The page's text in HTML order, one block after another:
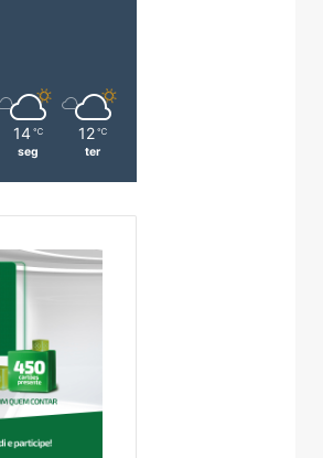
14 ℃
seg
12 ℃
ter